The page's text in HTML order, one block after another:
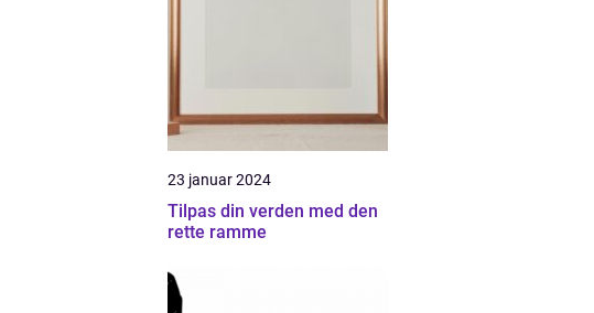
23 januar 2024
Tilpas din verden med den
rette ramme